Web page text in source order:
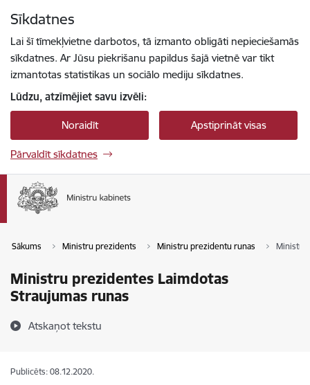
Sīkdatnes
Lai šī tīmekļvietne darbotos, tā izmanto obligāti nepieciešamās
sīkdatnes. Ar Jūsu piekrišanu papildus šajā vietnē var tikt
izmantotas statistikas un sociālo mediju sīkdatnes.
Lūdzu, atzīmējiet savu izvēli:
Noraidīt Apstiprināt visas
Pārvaldīt sīkdatnes
Sākums Ministru prezidents Ministru prezidentu runas Ministru
Ministru prezidentes Laimdotas
Straujumas runas
Atskaņot tekstu
Publicēts: 08.12.2020.